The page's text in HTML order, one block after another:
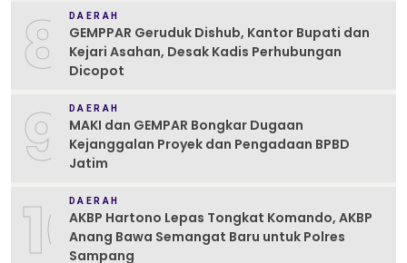
8 DAERAH
GEMPPAR Geruduk Dishub, Kantor Bupati dan
Kejari Asahan, Desak Kadis Perhubungan
Dicopot
9 DAERAH
MAKI dan GEMPAR Bongkar Dugaan
Kejanggalan Proyek dan Pengadaan BPBD
Jatim
10DAERAH
AKBP Hartono Lepas Tongkat Komando, AKBP
Anang Bawa Semangat Baru untuk Polres
Sampang